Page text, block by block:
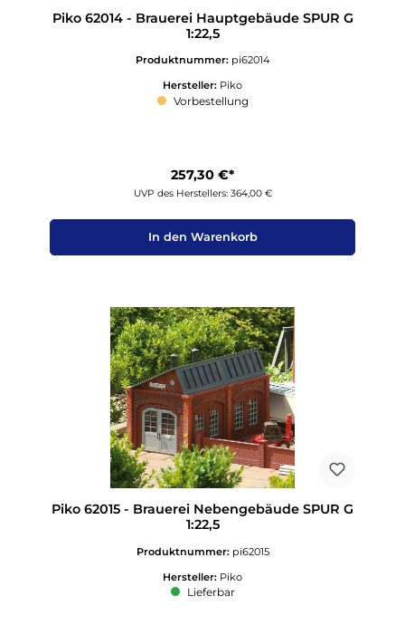
Piko 62014 - Brauerei Hauptgebäude SPUR G
1:22,5
Produktnummer: pi62014
Hersteller: Piko
Vorbestellung
257,30 €*
UVP des Herstellers: 364,00 €
In den Warenkorb
Piko 62015 - Brauerei Nebengebäude SPUR G
1:22,5
Produktnummer: pi62015
Hersteller: Piko
Lieferbar